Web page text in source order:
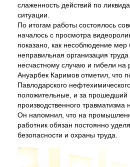
слаженность действий по
ситуации.
По итогам работы состоялось
началось с просмотра
показано, как несоблюдение мер
неправильная организация труда
несчастному случаю и гибели на
Ануарбек Каримов отметил, что
Павлодарского
положительные, и за прошедший
производственного травматизма
Он напомнил, что на
работник обязан постоянно
безопасности и охраны труда.